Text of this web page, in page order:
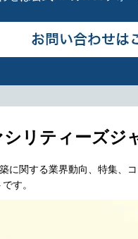
シリティーズジ
に関する業界動向、特集、
す。